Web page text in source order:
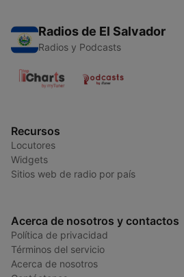
Radios de El Salvador
Radios y Podcasts
Recursos
Locutores
Widgets
Sitios web de radio por país
Acerca de nosotros y contactos
Política de privacidad
Términos del servicio
Acerca de nosotros